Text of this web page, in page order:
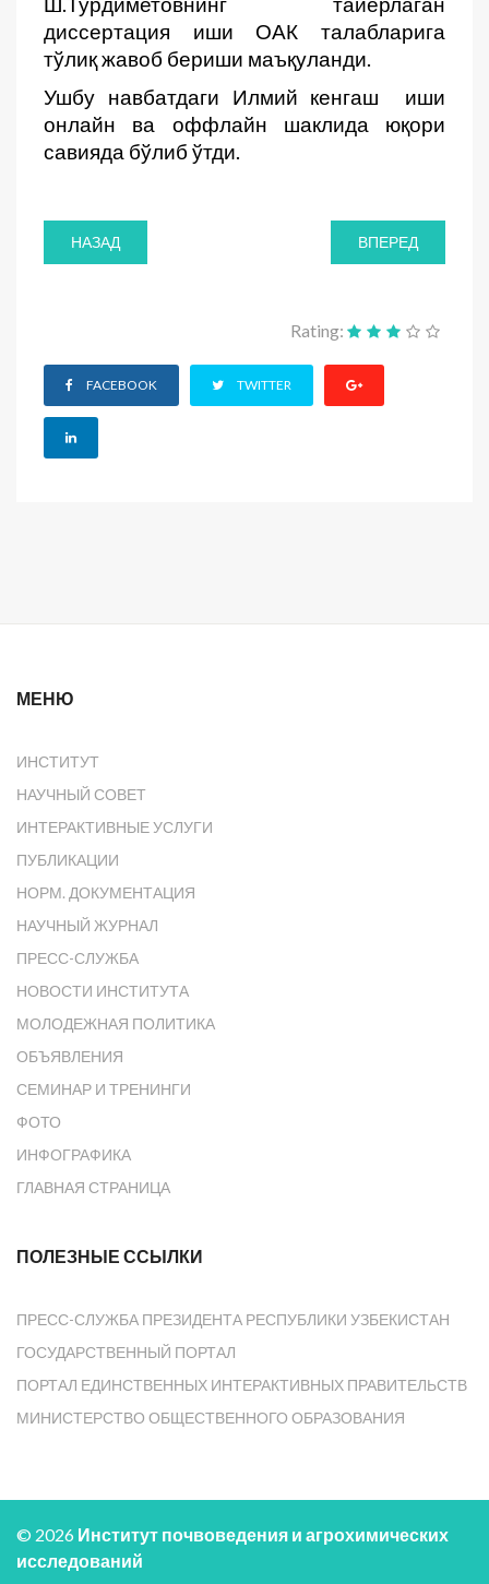
диссертация иши ОАК талабларига
тўлиқ жавоб бериши маъқуланди.
Ушбу навбатдаги Илмий кенгаш иши
онлайн ва оффлайн шаклида юқори
савияда бўлиб ўтди.
НАЗАД ВПЕРЕД
Rating:
FACEBOOK TWITTER
МЕНЮ
ИНСТИТУТ
НАУЧНЫЙ СОВЕТ
ИНТЕРАКТИВНЫЕ УСЛУГИ
ПУБЛИКАЦИИ
НОРМ. ДОКУМЕНТАЦИЯ
НАУЧНЫЙ ЖУРНАЛ
ПРЕСС-СЛУЖБА
НОВОСТИ ИНСТИТУТА
МОЛОДЕЖНАЯ ПОЛИТИКА
ОБЪЯВЛЕНИЯ
СЕМИНАР И ТРЕНИНГИ
ФОТО
ИНФОГРАФИКА
ГЛАВНАЯ СТРАНИЦА
ПОЛЕЗНЫЕ ССЫЛКИ
ПРЕСС-СЛУЖБА ПРЕЗИДЕНТА РЕСПУБЛИКИ УЗБЕКИСТАН
ГОСУДАРСТВЕННЫЙ ПОРТАЛ
ПОРТАЛ ЕДИНСТВЕННЫХ ИНТЕРАКТИВНЫХ ПРАВИТЕЛЬСТВ
МИНИСТЕРСТВО ОБЩЕСТВЕННОГО ОБРАЗОВАНИЯ
© 2026 Институт почвоведения и агрохимических
исследований